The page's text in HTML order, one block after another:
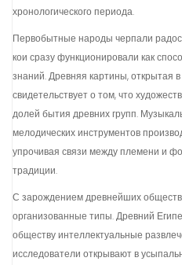
хронологического периода.
Первобытные народы черпали
кои сразу функционировали как
знаний. Древняя картины, открытая
свидетельствует о том, что
долей бытия древних групп.
мелодических инструментов
упрочивая связи между племени и
традиции.
С зарождением древнейших
организованные типы. Древний
обществу интеллектуальные
исследователи открывают в